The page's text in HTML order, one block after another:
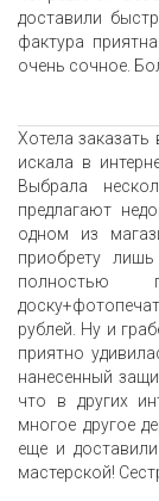
доставили
фактура
очень сочное.
Хотела
искала в
Выбрала
предлагают
одном из
приобрету
полностью
рублей. Ну и
приятно
нанесенный
что в других
многое другое
еще и
мастерской!